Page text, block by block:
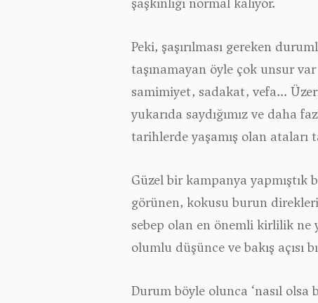
Peki, şaşırılması gereken
taşınamayan öyle çok unsur
samimiyet, sadakat, vefa...
yukarıda saydığımız ve daha
tarihlerde yaşamış olan
Güzel bir kampanya yapmıştık
görünen, kokusu burun
sebep olan en önemli kirlilik ne
olumlu düşünce ve bakış
Durum böyle olunca ‘nasıl